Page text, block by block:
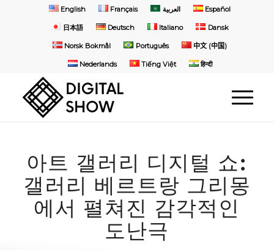
English Français العربية Español
日本語 Deutsch Italiano Dansk
Norsk Bokmål Português 中文 (中国)
Nederlands Tiếng Việt हिन्दी
아트 갤러리 디지털 쇼:
갤러리 베르트랑 그리몽
에서 펼쳐진 감각적인
도난극